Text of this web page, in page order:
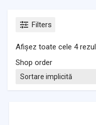
Filters
Afișez toate cele 4
Shop order